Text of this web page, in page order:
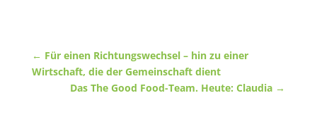
← Für einen Richtungswechsel – hin zu einer
Wirtschaft, die der Gemeinschaft dient
Das The Good Food-Team. Heute: Claudia →